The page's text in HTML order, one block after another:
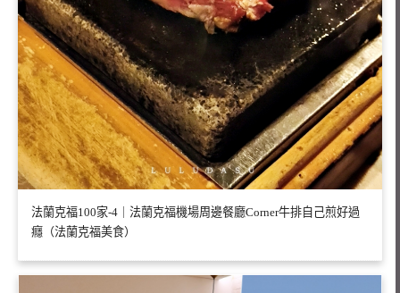
法蘭克福100家-4｜法蘭克福機場周邊餐廳Corner牛排自己煎好過
癮（法蘭克福美食）